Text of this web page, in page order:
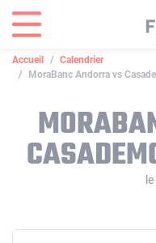
Accueil
Calendrier
MoraBanc Andorra vs
Panneau de gestion des